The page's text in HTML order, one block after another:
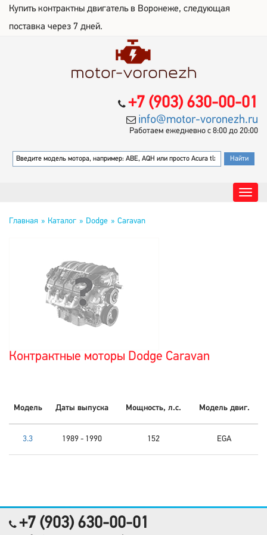
Купить контрактны двигатель в Воронеже, следующая
поставка через 7 дней.
+7 (903) 630-00-01
info@motor-voronezh.ru
Работаем ежедневно с 8:00 до 20:00
Главная Каталог Dodge Caravan
Контрактные моторы Dodge Caravan
Модель Даты выпуска Мощность, л.с. Модель двиг.
3.3 1989 - 1990 152 EGA
+7 (903) 630-00-01